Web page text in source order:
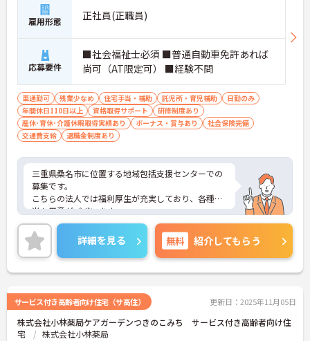
雇用形態 正社員(正職員)
応募要件
■社会福祉士必須 ■普通自動車免許あれば
尚可（AT限定可） ■経験不問
車通勤可 残業少なめ 住宅手当・補助 託児所・育児補助
日勤のみ
年間休日110日以上
資格取得サポート
研修制度あり
産休･育休･介護休暇取得実績あり
ボーナス・賞与あり
社会保険完備
交通費支給
退職金制度あり
三重県桑名市に位置する地域包括支援センターでの
募集です。
こちらの法人では福利厚生が充実しており、各種手
当も用意がございます。
長期的にお仕事を続けたい方におすすめです♪
ご興味のある方は、ご面接のポイントをお伝えしま
すので、お気軽にお問い合わせください。
詳細を見る 無料 紹介してもらう
サービス付き高齢者向け住宅（サ高住） 更新日：2025年11月05日
株式会社小林薬局ケアガーデンつきのこみち サービス付き高齢者向け住
宅
株式会社小林薬局